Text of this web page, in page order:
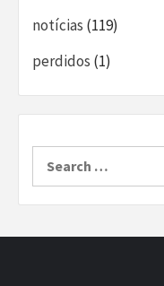
notícias (119)
perdidos (1)